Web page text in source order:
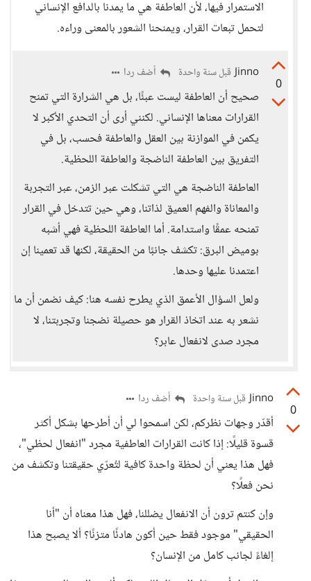
الاستمرار فيها، لأن العاطفة هي ما يمدنا بالدافع الإنساني
لتحمل تبعات القرار، ويمنحنا الشعور بالمعنى وراءه.
0
Jinno قبل سنة واحدة أضف ردا
صحيح أن العاطفة ليست عبئًا، بل هي الشرارة التي تمنح
القرارات معناها الإنساني. لكنني أرى أن التحدي الأكبر لا
يكمن في الموازنة بين العقل والعاطفة فحسب، بل في
التفريق بين العاطفة الناضجة والعاطفة اللحظية.
العاطفة الناضجة هي التي تشكلت عبر الزمن، عبر التجربة
والمعاناة والفهم العميق لذاتنا، وهي حين تتدخل في القرار
تمنحه عمقًا واستدامة. أما العاطفة اللحظية فهي أشبه
بوميض البرق: تكشف جانبًا من الحقيقة، لكنها قد تعمينا إن
اعتمدنا عليها وحدها.
ولعل السؤال الأعمق الذي يطرح نفسه هنا: كيف نضمن أن ما
نشعر به عند اتخاذ القرار هو حصيلة نضجنا وتجربتنا، لا
مجرد صدى لانفعال عابر؟
0
Jinno قبل سنة واحدة أضف ردا
أقدّر وجهات نظركم، لكن اسمحوا لي أن أطرحها بشكل أكثر
قسوة قليلًا: إذا كانت القرارات العاطفية مجرد "انفعال لحظي"،
فهل هذا يعني أن لحظة واحدة كافية لتُعرّي حقيقتنا وتكشف من
نحن فعلًا؟
وإن كنتم ترون أن الانفعال يضللنا، فهل هذا معناه أن "أنا
الحقيقي" موجود فقط حين أكون هادئًا متزنًا؟ ألا يصبح هذا
إلغاءً لجانب كامل من الإنسان؟